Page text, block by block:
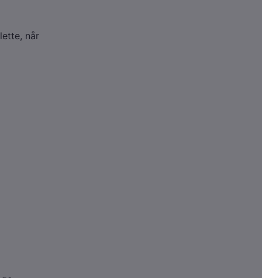
når